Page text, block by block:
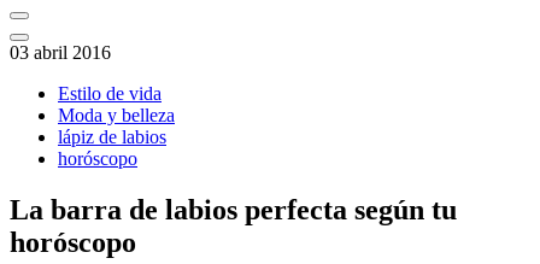
03 abril 2016
Estilo de vida
Moda y belleza
lápiz de labios
horóscopo
La barra de labios perfecta según tu
horóscopo